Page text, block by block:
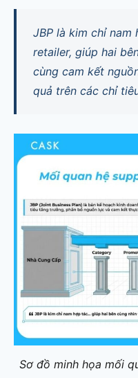
JBP là kim chỉ
retailer, giúp hai
cùng cam kết
quả trên các chỉ
Sơ đồ minh họa mối